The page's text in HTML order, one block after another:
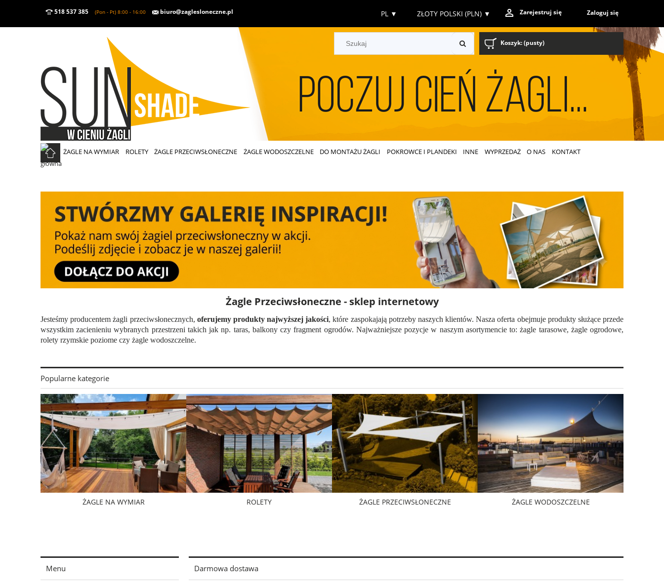
518 537 385 (Pon - Pt) 8:00 - 16:00 biuro@zaglesloneczne.pl Zarejestruj się Zaloguj się
ZŁOTY POLSKI (PLN) ▼
PL ▼
Koszyk:(pusty)
ŻAGLE NA WYMIAR ROLETY ŻAGLE PRZECIWSŁONECZNE ŻAGLE WODOSZCZELNE DO MONTAŻU ŻAGLI POKROWCE I PLANDEKI INNE WYPRZEDAŻ O NAS KONTAKT
Żagle Przeciwsłoneczne - sklep internetowy
Jesteśmy producentem żagli przeciwsłonecznych, oferujemy produkty najwyższej jakości, które zaspokajają potrzeby naszych klientów. Nasza oferta obejmuje produkty służące przede
wszystkim zacienieniu wybranych przestrzeni takich jak np. taras, balkony czy fragment ogrodów. Najważniejsze pozycje w naszym asortymencie to: żagle tarasowe, żagle ogrodowe,
rolety rzymskie poziome czy żagle wodoszczelne.
Popularne kategorie
ŻAGLE NA WYMIAR ROLETY ŻAGLE PRZECIWSŁONECZNE ŻAGLE WODOSZCZELNE
Menu Darmowa dostawa